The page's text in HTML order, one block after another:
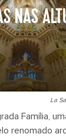
NAS
La
Família,
renomado